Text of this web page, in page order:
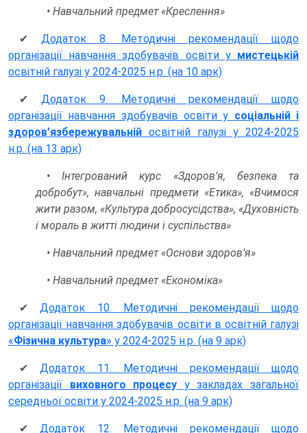
• Навчальний предмет «Креслення»
✔Додаток 8. Методичні рекомендації щодо
організації навчання здобувачів освіти у мистецькій
освітній галузі у 2024-2025 н.р. (на 10 арк)
✔Додаток 9. Методичні рекомендації щодо
організації навчання здобувачів освіти у соціальній і
здоров’язбережувальній освітній галузі у 2024-2025
н.р. (на 13 арк)
• Інтегрований курс «Здоров’я, безпека та
добробут», навчальні предмети «Етика», «Вчимося
жити разом, «Культура добросусідства», «Духовність
і мораль в житті людини і суспільства»
• Навчальний предмет «Основи здоров’я»
• Навчальний предмет «Економіка»
✔Додаток 10. Методичні рекомендації щодо
організації навчання здобувачів освіти в освітній галузі
«Фізична культура» у 2024-2025 н.р. (на 9 арк)
✔Додаток 11. Методичні рекомендації щодо
організації виховного процесу у закладах загальної
середньої освіти у 2024-2025 н.р. (на 9 арк)
✔Додаток 12. Методичні рекомендації щодо